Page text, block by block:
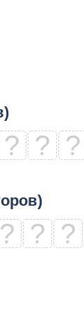
? ? ?
? ? ?